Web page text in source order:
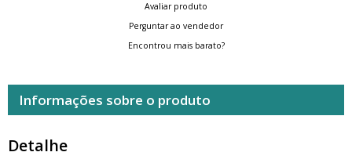
Avaliar produto
Perguntar ao vendedor
Encontrou mais barato?
Informações sobre o produto
Detalhe